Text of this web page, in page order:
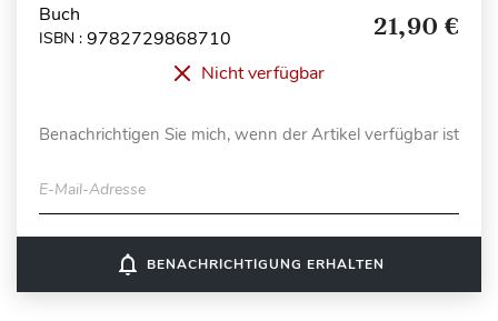
Buch
ISBN : 9782729868710 21,90 €
Nicht verfügbar
Benachrichtigen Sie mich, wenn der Artikel verfügbar ist
E-Mail-Adresse
notifications_none BENACHRICHTIGUNG ERHALTEN